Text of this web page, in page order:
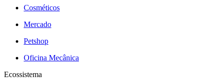
Cosméticos
Mercado
Petshop
Oficina Mecânica
Ecossistema